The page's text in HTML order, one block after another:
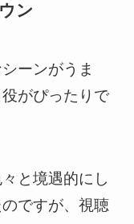
ン
ーンがうま
がぴったりで
と境遇的にし
ですが、視聴